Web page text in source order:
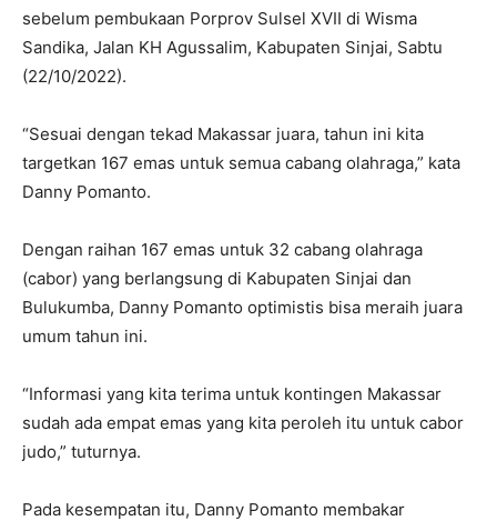
sebelum pembukaan Porprov Sulsel XVII di Wisma
Sandika, Jalan KH Agussalim, Kabupaten Sinjai, Sabtu
(22/10/2022).
“Sesuai dengan tekad Makassar juara, tahun ini kita
targetkan 167 emas untuk semua cabang olahraga,” kata
Danny Pomanto.
Dengan raihan 167 emas untuk 32 cabang olahraga
(cabor) yang berlangsung di Kabupaten Sinjai dan
Bulukumba, Danny Pomanto optimistis bisa meraih juara
umum tahun ini.
“Informasi yang kita terima untuk kontingen Makassar
sudah ada empat emas yang kita peroleh itu untuk cabor
judo,” tuturnya.
Pada kesempatan itu, Danny Pomanto membakar